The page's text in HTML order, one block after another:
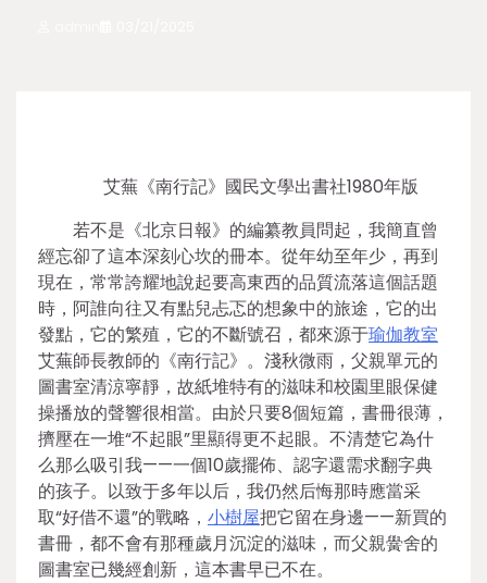
艾蕪《南行記》國民文學出書社1980年版
若不是《北京日報》的編纂教員問起，我簡直曾
經忘卻了這本深刻心坎的冊本。從年幼至年少，再到
現在，常常誇耀地說起要高東西的品質流落這個話題
時，阿誰向往又有點兒忐忑的想象中的旅途，它的出
發點，它的繁殖，它的不斷號召，都來源于瑜伽教室
艾蕪師長教師的《南行記》。淺秋微雨，父親單元的
圖書室清涼寧靜，故紙堆特有的滋味和校園里眼保健
操播放的聲響很相當。由於只要8個短篇，書冊很薄，
擠壓在一堆“不起眼”里顯得更不起眼。不清楚它為什
么那么吸引我——一個10歲擺佈、認字還需求翻字典
的孩子。以致于多年以后，我仍然后悔那時應當采
取“好借不還”的戰略， 小樹屋把它留在身邊——新買的
書冊，都不會有那種歲月沉淀的滋味，而父親黌舍的
圖書室已幾經創新，這本書早已不在。